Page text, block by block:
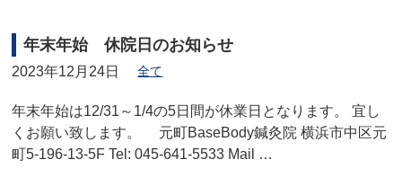
年末年始 休院日のお知らせ
2023年12月24日 全て
年末年始は12/31～1/4の5日間が休業日となります。 宜し
くお願い致します。 元町BaseBody鍼灸院 横浜市中区元
町5-196-13-5F Tel: 045-641-5533 Mail …